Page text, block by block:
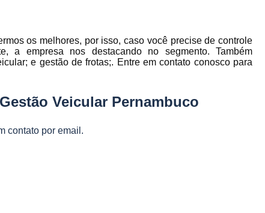
Gestão de Frota de Veículos
Gestão de Frota Minas Gerais
Gestão
Gestão de Frota de Veículos Minas Gerais
Gestão de Veículos
os melhores, por isso, caso você precise de controle
a empresa nos destacando no segmento. Também
e gestão de frotas;. Entre em contato conosco para
Veicular Pernambuco
contato por email.